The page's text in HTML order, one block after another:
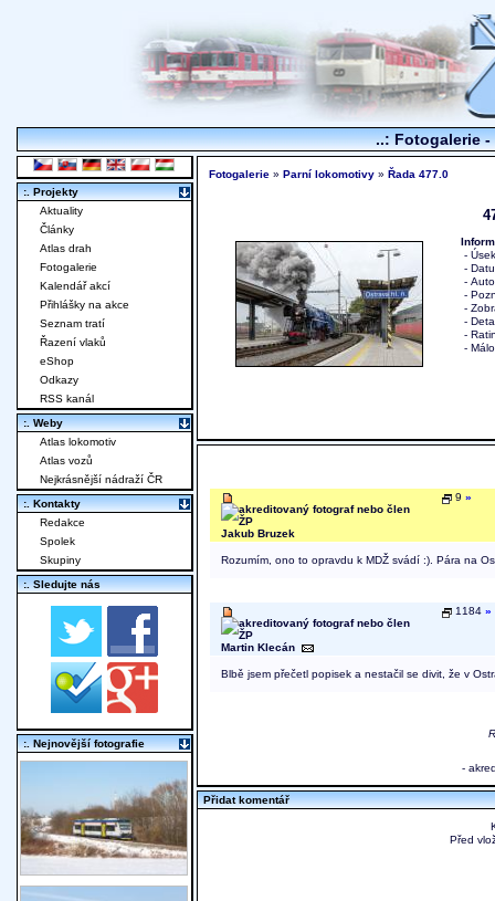
..: Fotogalerie -
Fotogalerie » Parní lokomotivy » Řada 477.0
-
-
-
-
-
-
-
-
Jakub Bruzek
9 »
Rozumím, ono to opravdu k MDŽ svádí :). Pára na
Martin Klecán
1184 »
Blbě jsem přečetl popisek a nestačil se divit, že v
-
Přidat komentář
Před
:. Projekty
Aktuality
Články
Atlas drah
Fotogalerie
Kalendář akcí
Přihlášky na akce
Seznam tratí
Řazení vlaků
eShop
Odkazy
RSS kanál
:. Weby
Atlas lokomotiv
Atlas vozů
Nejkrásnější nádraží ČR
:. Kontakty
Redakce
Spolek
Skupiny
:. Sledujte nás
:. Nejnovější fotografie